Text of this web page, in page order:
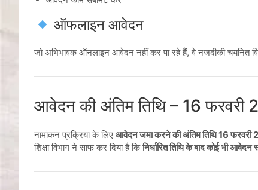
ऑफलाइन आवेदन
जो अभिभावक ऑनलाइन आवेदन नहीं कर पा रहे हैं, वे नजदीकी चयनित
आवेदन की अंतिम तिथि – 16 फरवरी
नामांकन प्रक्रिया के लिए आवेदन जमा करने की अंतिम तिथि 16 फरवरी
शिक्षा विभाग ने साफ कर दिया है किनिर्धारित तिथि के बाद कोई भी आवेदन